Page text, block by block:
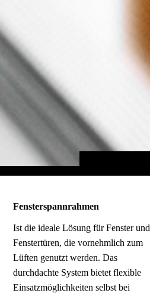
Fensterspannrahmen
Ist die ideale Lösung für Fenster und
Fenstertüren, die vornehmlich zum
Lüften genutzt werden. Das
durchdachte System bietet flexible
Einsatzmöglichkeiten selbst bei